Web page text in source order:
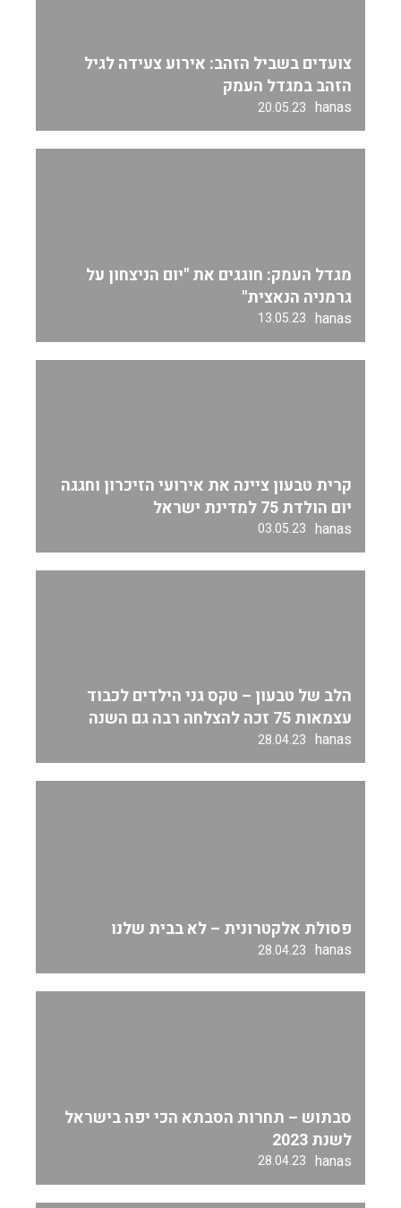
צועדים בשביל הזהב: אירוע צעידה לגיל
הזהב במגדל העמק
hanas
20.05.23
מגדל העמק: חוגגים את "יום הניצחון על
גרמניה הנאצית"
hanas
13.05.23
קרית טבעון ציינה את אירועי הזיכרון וחגגה
יום הולדת 75 למדינת ישראל
hanas
03.05.23
הלב של טבעון – טקס גני הילדים לכבוד
עצמאות 75 זכה להצלחה רבה גם השנה
hanas
28.04.23
פסולת אלקטרונית – לא בבית שלנו
hanas
28.04.23
סבתוש – תחרות הסבתא הכי יפה בישראל
לשנת 2023
hanas
28.04.23